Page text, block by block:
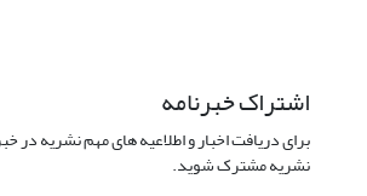
اشتراک خبرنامه
برای دریافت اخبار و اطلاعیه های مهم نشریه در
نشریه مشترک شوید.